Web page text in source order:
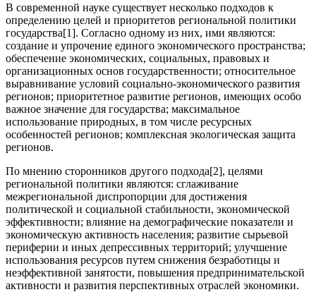
В современной науке существует несколько подходов к
определению целей и приоритетов региональной политики
государства[1]. Согласно одному из них, ими являются:
создание и упрочение единого экономического пространства;
обеспечение экономических, социальных, правовых и
организационных основ государственности; относительное
выравнивание условий социально-экономического развития
регионов; приоритетное развитие регионов, имеющих особо
важное значение для государства; максимальное
использование природных, в том числе ресурсных
особенностей регионов; комплексная экологическая защита
регионов.
По мнению сторонников другого подхода[2], целями
региональной политики являются: сглаживание
межрегиональной диспропорции для достижения
политической и социальной стабильности, экономической
эффективности; влияние на демографические показатели и
экономическую активность населения; развитие сырьевой
периферии и иных депрессивных территорий; улучшение
использования ресурсов путем снижения безработицы и
неэффективной занятости, повышения предпринимательской
активности и развития перспективных отраслей экономики.